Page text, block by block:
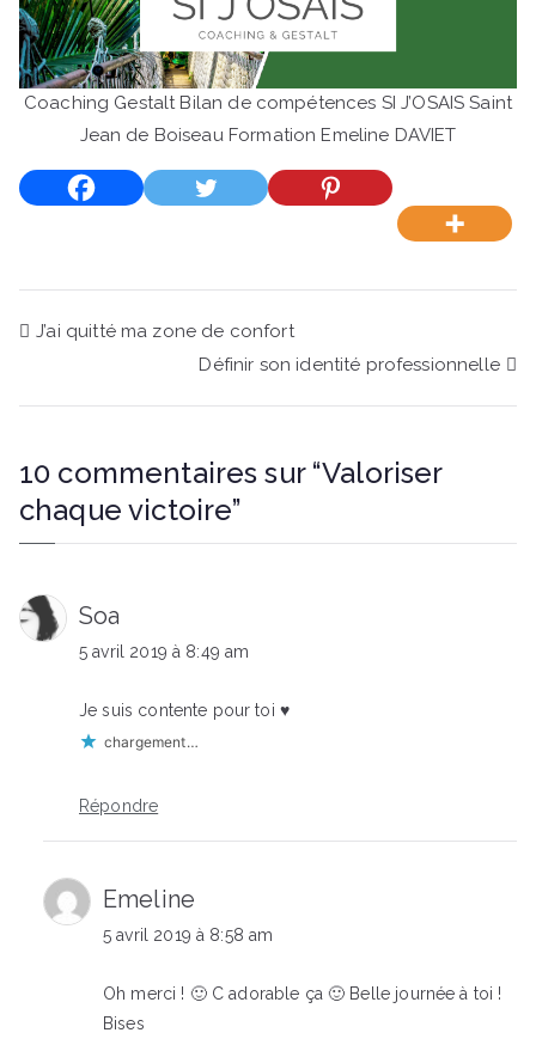
Coaching Gestalt Bilan de compétences SI J’OSAIS Saint
Jean de Boiseau Formation Emeline DAVIET
Navigation
J’ai quitté ma zone de confort
Définir son identité professionnelle
10 commentaires sur “Valoriser
chaque victoire”
Soa
5 avril 2019 à 8:49 am
Je suis contente pour toi ♥
chargement…
Répondre
Emeline
5 avril 2019 à 8:58 am
Oh merci ! 🙂 C adorable ça 🙂 Belle journée à toi !
Bises